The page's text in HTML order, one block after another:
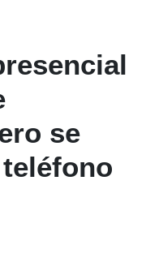
se